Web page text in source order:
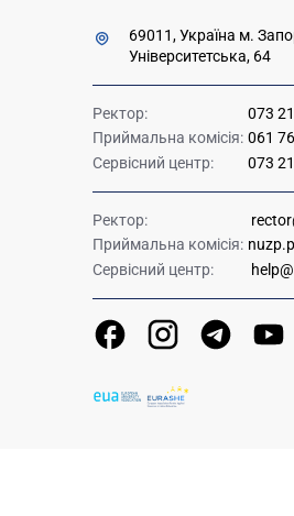
69011, Україна м.
Університетська, 64
Ректор:
073
Приймальна комісія: 061
Сервісний центр:
073
Ректор:
Приймальна комісія:
Сервісний центр: